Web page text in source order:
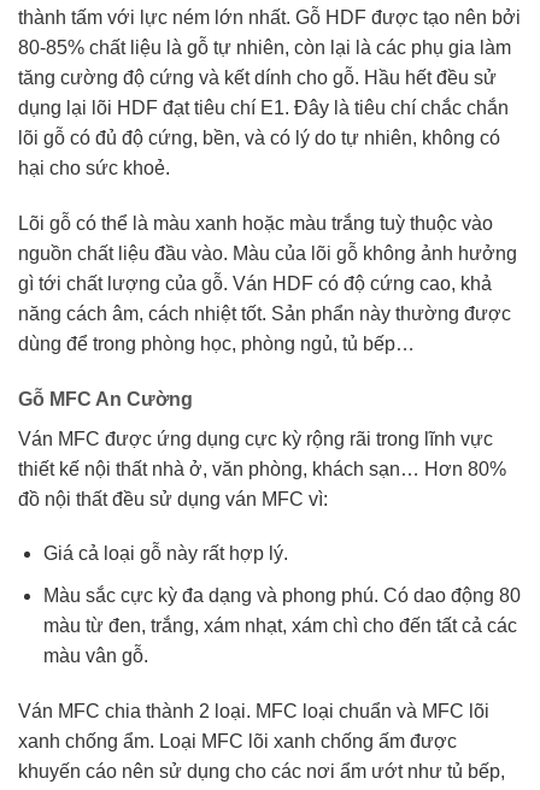
thành tấm với lực ném lớn nhất. Gỗ HDF được tạo nên bởi
80-85% chất liệu là gỗ tự nhiên, còn lại là các phụ gia làm
tăng cường độ cứng và kết dính cho gỗ. Hầu hết đều sử
dụng lại lõi HDF đạt tiêu chí E1. Đây là tiêu chí chắc chắn
lõi gỗ có đủ độ cứng, bền, và có lý do tự nhiên, không có
hại cho sức khoẻ.
Lõi gỗ có thể là màu xanh hoặc màu trắng tuỳ thuộc vào
nguồn chất liệu đầu vào. Màu của lõi gỗ không ảnh hưởng
gì tới chất lượng của gỗ. Ván HDF có độ cứng cao, khả
năng cách âm, cách nhiệt tốt. Sản phẩn này thường được
dùng để trong phòng học, phòng ngủ, tủ bếp…
Gỗ MFC An Cường
Ván MFC được ứng dụng cực kỳ rộng rãi trong lĩnh vực
thiết kế nội thất nhà ở, văn phòng, khách sạn… Hơn 80%
đồ nội thất đều sử dụng ván MFC vì:
Giá cả loại gỗ này rất hợp lý.
Màu sắc cực kỳ đa dạng và phong phú. Có dao động 80
màu từ đen, trắng, xám nhạt, xám chì cho đến tất cả các
màu vân gỗ.
Ván MFC chia thành 2 loại. MFC loại chuẩn và MFC lõi
xanh chống ẩm. Loại MFC lõi xanh chống ấm được
khuyến cáo nên sử dụng cho các nơi ẩm ướt như tủ bếp,